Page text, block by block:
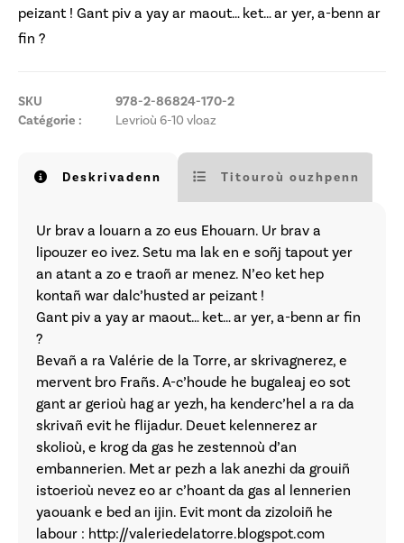
peizant ! Gant piv a yay ar maout… ket… ar yer, a-benn ar
fin ?
SKU
978-2-86824-170-2
Catégorie :
Levrioù 6-10 vloaz
Deskrivadenn Titouroù ouzhpenn
Ur brav a louarn a zo eus Ehouarn. Ur brav a
lipouzer eo ivez. Setu ma lak en e soñj tapout yer
an atant a zo e traoñ ar menez. N’eo ket hep
kontañ war dalc’husted ar peizant !
Gant piv a yay ar maout… ket… ar yer, a-benn ar fin
?
Bevañ a ra Valérie de la Torre, ar skrivagnerez, e
mervent bro Frañs. A-c’houde he bugaleaj eo sot
gant ar gerioù hag ar yezh, ha kenderc’hel a ra da
skrivañ evit he flijadur. Deuet kelennerez ar
skolioù, e krog da gas he zestennoù d’an
embannerien. Met ar pezh a lak anezhi da grouiñ
istoerioù nevez eo ar c’hoant da gas al lennerien
yaouank e bed an ijin. Evit mont da zizoloiñ he
labour : http://valeriedelatorre.blogspot.com